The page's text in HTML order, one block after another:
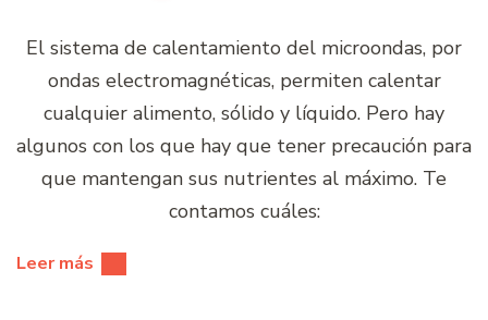
El sistema de calentamiento del microondas, por
ondas electromagnéticas, permiten calentar
cualquier alimento, sólido y líquido. Pero hay
algunos con los que hay que tener precaución para
que mantengan sus nutrientes al máximo. Te
contamos cuáles:
Leer más